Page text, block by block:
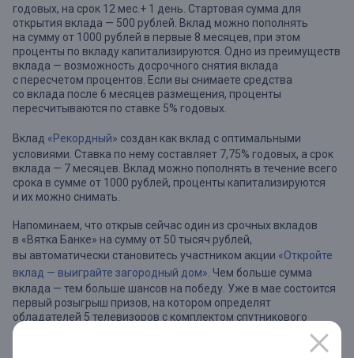
годовых, на срок 12 мес.+ 1 день. Стартовая сумма для
открытия вклада — 500 рублей. Вклад можно пополнять
на сумму от 1000 рублей в первые 8 месяцев, при этом
проценты по вкладу капитализируются. Одно из преимуществ
вклада — возможность досрочного снятия вклада
с пересчетом процентов. Если вы снимаете средства
со вклада после 6 месяцев размещения, проценты
пересчитываются по ставке 5% годовых.
Вклад «Рекордный» создан как вклад с оптимальными
условиями. Ставка по нему составляет 7,75% годовых, а срок
вклада — 7 месяцев. Вклад можно пополнять в течение всего
срока в сумме от 1000 рублей, проценты капитализируются
и их можно снимать.
Напоминаем, что открыв сейчас один из срочных вкладов
в «Вятка Банке» на сумму от 50 тысяч рублей,
вы автоматически становитесь участником акции «Откройте
вклад — выиграйте загородный дом» . Чем больше сумма
вклада — тем больше шансов на победу. Уже в мае состоится
первый розыгрыш призов, на котором определят
обладателей 5 телевизоров с комплектом спутникового
телевидения и 111 денежных призов.